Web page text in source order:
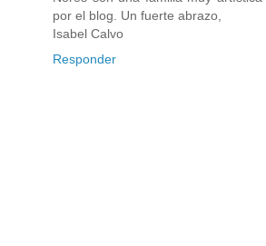
por el blog. Un fuerte abrazo,
Isabel Calvo
Responder